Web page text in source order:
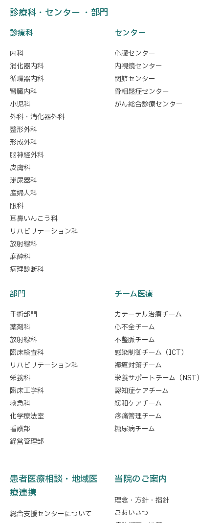
診療科・センター ・部門
診療科
内科
消化器内科
循環器内科
腎臓内科
小児科
外科・消化器外科
整形外科
形成外科
脳神経外科
皮膚科
泌尿器科
産婦人科
眼科
耳鼻いんこう科
リハビリテーション科
放射線科
麻酔科
病理診断科
センター
心臓センター
内視鏡センター
関節センター
骨粗鬆症センター
がん総合診療センター
部門
手術部門
薬剤科
放射線科
臨床検査科
リハビリテーション科
栄養科
臨床工学科
救急科
化学療法室
看護部
経営管理部
チーム医療
カテーテル治療チーム
心不全チーム
不整脈チーム
感染制御チーム（ICT）
褥瘡対策チーム
栄養サポートチーム（NST）
認知症ケアチーム
緩和ケアチーム
疼痛管理チーム
糖尿病チーム
患者医療相談・地域医
療連携
総合支援センターについて
当院のご案内
理念・方針・指針
ごあいさつ